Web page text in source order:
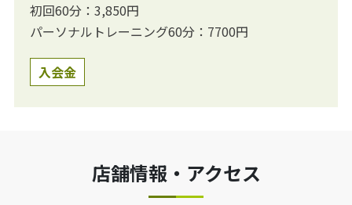
初回60分：3,850円
パーソナルトレーニング60分：7700円
入会金
店舗情報・アクセス